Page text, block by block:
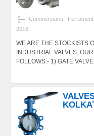
Commercianti -
2016
WE ARE THE STOCKISTS
INDUSTRIAL VALVES.
FOLLOWS:- 1) GATE